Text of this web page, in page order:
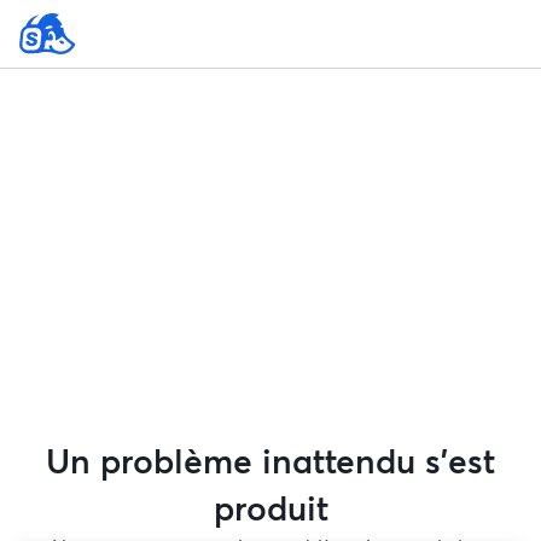
Un problème inattendu s'est
produit